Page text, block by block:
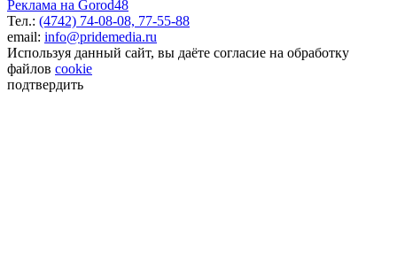
Реклама на Gorod48
Тел.: (4742) 74-08-08, 77-55-88
email: info@pridemedia.ru
Используя данный сайт, вы даёте согласие на обработку
файлов cookie
подтвердить